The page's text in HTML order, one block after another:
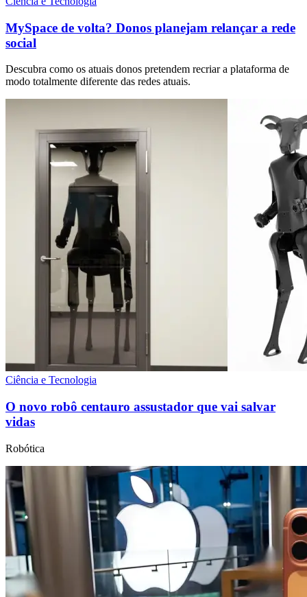
MySpace de volta? Donos planejam relançar a rede
social
Descubra como os atuais donos pretendem recriar a plataforma de
modo totalmente diferente das redes atuais.
Ciência e Tecnologia
O novo robô centauro assustador que vai salvar
vidas
Robótica